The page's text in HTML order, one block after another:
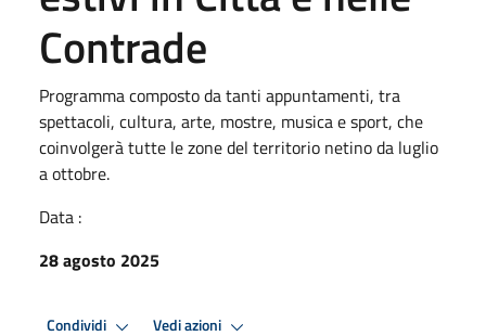
Contrade
Programma composto da tanti appuntamenti, tra
spettacoli, cultura, arte, mostre, musica e sport, che
coinvolgerà tutte le zone del territorio netino da luglio
a ottobre.
Data :
28 agosto 2025
Condividi Vedi azioni